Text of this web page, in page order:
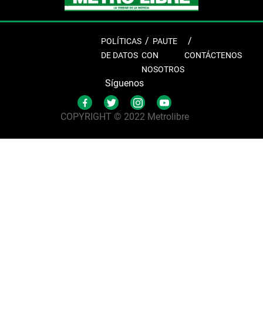
POLÍTICAS
DE DATOS
PAUTE
CON
NOSOTROS
CONTÁCTENOS
Síguenos
COPYRIGHT © 2022 Metrolibre